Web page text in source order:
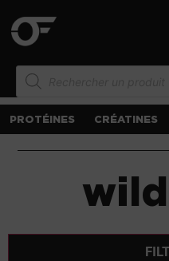
PROTÉINES CRÉATINES